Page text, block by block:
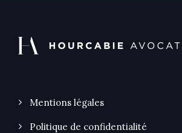
Mentions légales
Politique de confidentialité